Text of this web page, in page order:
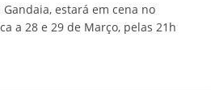
estará em cena no
a 28 e 29 de Março, pelas 21h